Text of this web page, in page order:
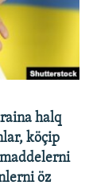
halq
köçip
öz